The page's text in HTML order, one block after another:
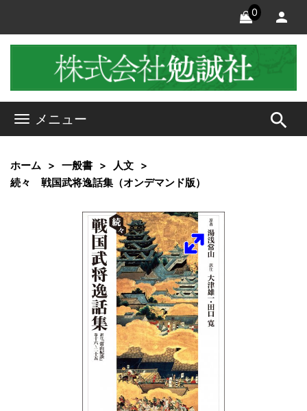
0
メニュー search
ホーム 一般書
人文
続々 戦国武将逸話集（オンデマンド版）